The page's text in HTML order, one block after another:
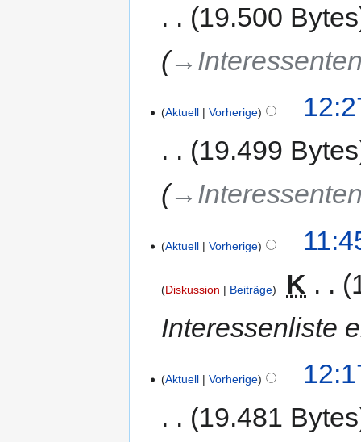
19.500 Bytes
Aktuell Vorherige
19.499 Bytes
Aktuell Vorherige
Diskussion Beiträge K
Interessenliste
Aktuell Vorherige
19.481 Bytes